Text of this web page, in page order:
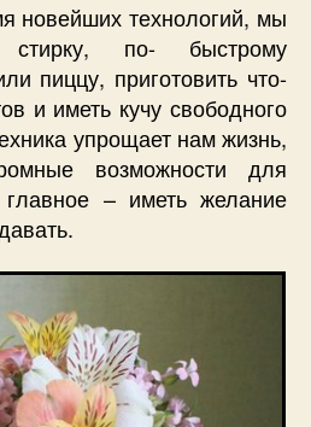
новейших технологий, мы
по- быстрому
пиццу, приготовить что-
и иметь кучу свободного
упрощает нам жизнь,
возможности для
– иметь желание